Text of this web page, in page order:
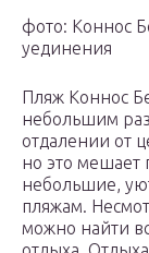
фото: Коннос
уединения
Пляж Коннос
небольшим
отдалении от
но это мешает
небольшие,
пляжам.
можно найти